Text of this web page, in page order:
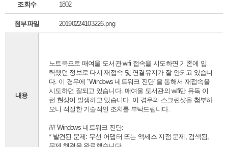
조회수 1802
첨부파일 20190224103226.png
내용
노트북으로 매여울 도서관 wifi 접속을 시도하면 기존에 입
력했던 정보로 다시 재접속 및 연결유지가 잘 안되고 있습니
다. 이 경우에 "Windows 네트워크 진단"을 통해서 재접속을
시도하면 잘되고 있습니다. 매여울 도서관의 wifi만 유독 이
런 현상이 발생하고 있습니다. 이 경우의 스크린샷을 첨부하
오니 적절한 기술적인 조치를 부탁드립니다.
## Windows 네트워크 진단:
* 발견된 문제: 무선 어댑터 또는 액세스 지점 문제, 검색됨,